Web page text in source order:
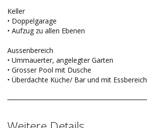
Keller
• Doppelgarage
• Aufzug zu allen Ebenen
Aussenbereich
• Ummauerter, angelegter Garten
• Grosser Pool mit Dusche
• Überdachte Küche/ Bar und mit Essbereich